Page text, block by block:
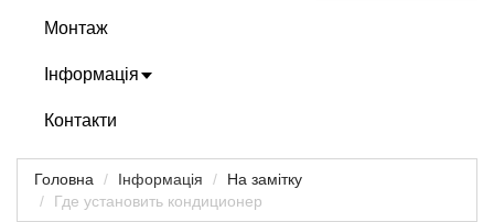
Монтаж
Інформація
Контакти
Головна Інформація
На замітку
Где установить кондиционер